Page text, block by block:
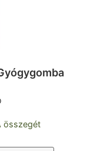
összegét